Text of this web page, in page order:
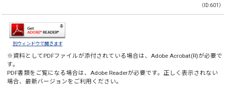
（ID:601）
別ウィンドウで開きます
※資料としてPDFファイルが添付されている場合は、Adobe Acrobat(R)が必要で
す。
PDF書類をご覧になる場合は、Adobe Readerが必要です。正しく表示されない
場合、最新バージョンをご利用ください。